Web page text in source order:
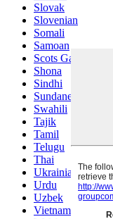
Slovak
Slovenian
Somali
Samoan
Scots Gaelic
Shona
Sindhi
Sundanese
Swahili
Tajik
Tamil
Telugu
Thai
Ukrainian
Urdu
Uzbek
Vietnamese